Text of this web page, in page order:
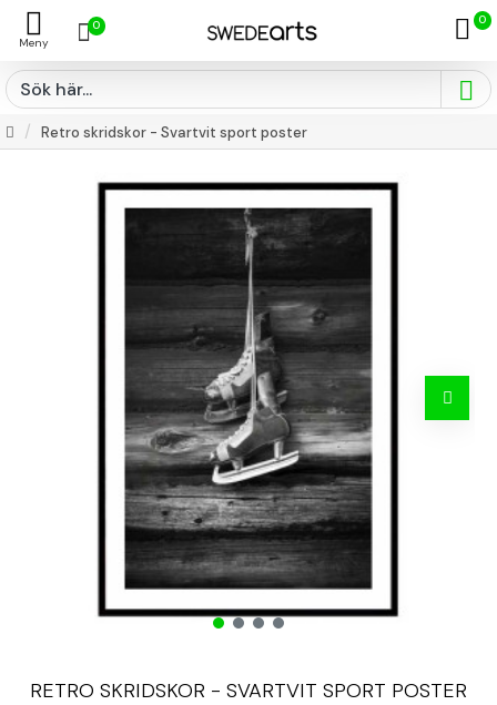
0 0
Retro skridskor - Svartvit sport poster
RETRO SKRIDSKOR - SVARTVIT SPORT POSTER